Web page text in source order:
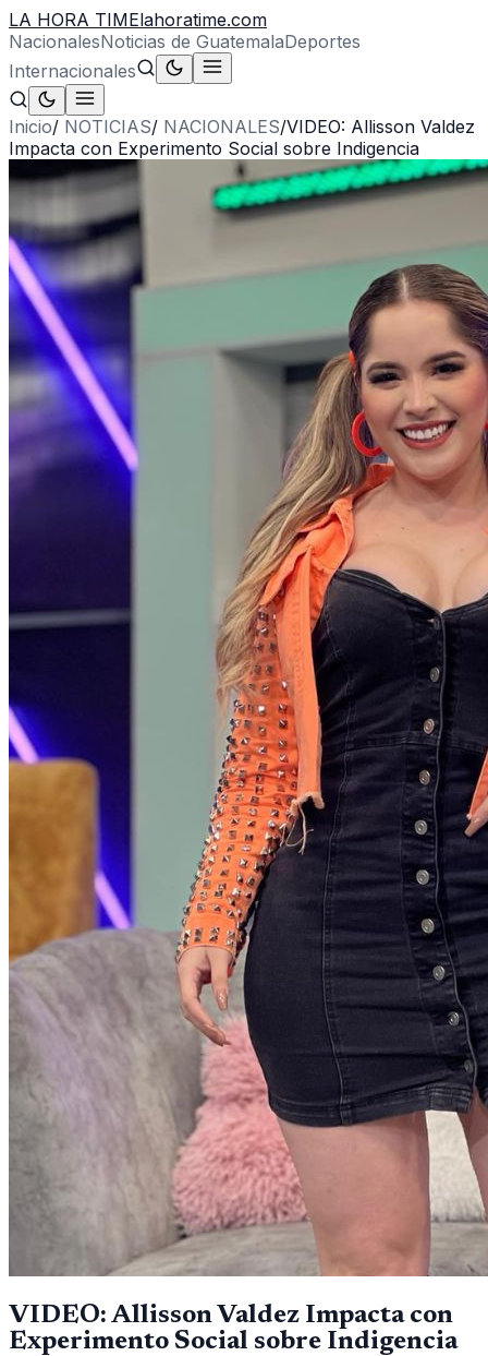
LA HORA TIMElahoratime.com
NacionalesNoticias de GuatemalaDeportes
Internacionales
Inicio/ NOTICIAS/ NACIONALES/VIDEO: Allisson Valdez
Impacta con Experimento Social sobre Indigencia
VIDEO: Allisson Valdez Impacta con
Experimento Social sobre Indigencia